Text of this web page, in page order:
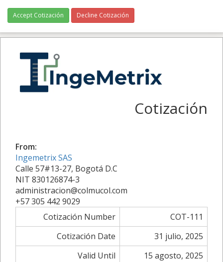
Accept Cotización Decline Cotización
Cotización
From:
Ingemetrix SAS
Calle 57#13-27, Bogotá D.C
NIT 830126874-3
administracion@colmucol.com
+57 305 442 9029
Cotización Number
COT-111
Cotización Date
31 julio, 2025
Valid Until
15 agosto, 2025